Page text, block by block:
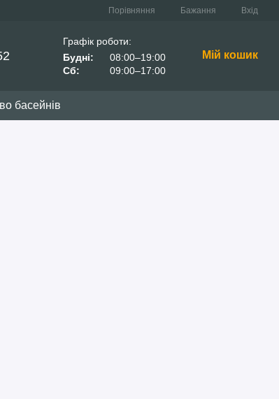
Порівняння Бажання Вхід
Графік роботи:
Будні:
08:00–19:00
Сб:
09:00–17:00
Мій кошик
басейнів